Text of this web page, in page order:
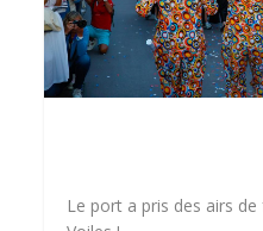
Le port a pris des airs